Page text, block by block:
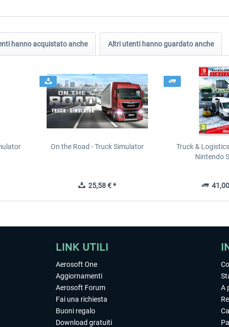
hanno acquistato anche Altri utenti hanno guardato anche
On the Road - Truck Simulator
25,58 € *
Truck &
Nintendo
LINK UTILI
Aerosoft One
Aggiornamenti
Aerosoft Forum
Fai una richiesta
Buoni regalo
Download gratuiti
A